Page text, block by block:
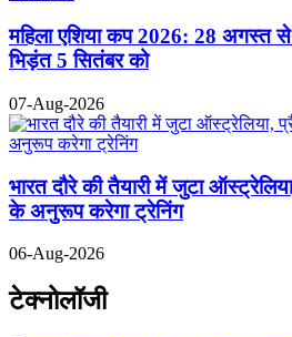
महिला एशिया कप 2026: 28 अगस्त से
भिड़ंत 5 सितंबर को
07-Aug-2026
भारत दौरे की तैयारी में जुटा
के अनुरूप करेगा ट्रेनिंग
06-Aug-2026
टेक्नोलॉजी